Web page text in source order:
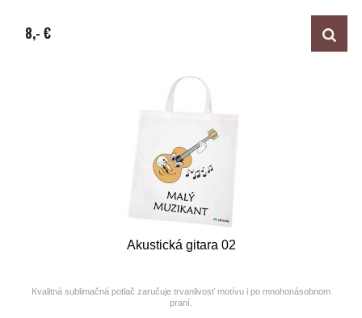
8,- €
Akustická gitara 02
Kvalitná sublimačná potlač zaručuje trvanlivosť motívu i po mnohonásobnom
praní.